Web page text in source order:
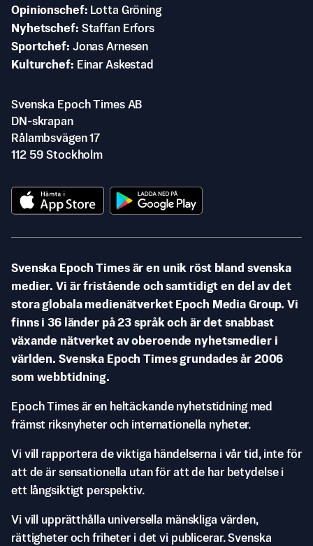
Opinionschef
Lotta Gröning
Nyhetschef Staffan Erfors
Sportchef Jonas Arnesen
Kulturchef
Einar Askestad
Svenska Epoch Times AB
DN-skrapan
Rålambsvägen 17
112 59 Stockholm
Svenska Epoch Times är en unik röst bland svenska
medier. Vi är fristående och samtidigt en del av det
stora globala medienätverket Epoch Media Group. Vi
finns i 36 länder på 23 språk och är det snabbast
växande nätverket av oberoende nyhetsmedier i
världen. Svenska Epoch Times grundades år 2006
som webbtidning.
Epoch Times är en heltäckande nyhetstidning med
främst riksnyheter och internationella nyheter.
Vi vill rapportera de viktiga händelserna i vår tid, inte för
att de är sensationella utan för att de har betydelse i
ett långsiktigt perspektiv.
Vi vill upprätthålla universella mänskliga värden,
rättigheter och friheter i det vi publicerar. Svenska